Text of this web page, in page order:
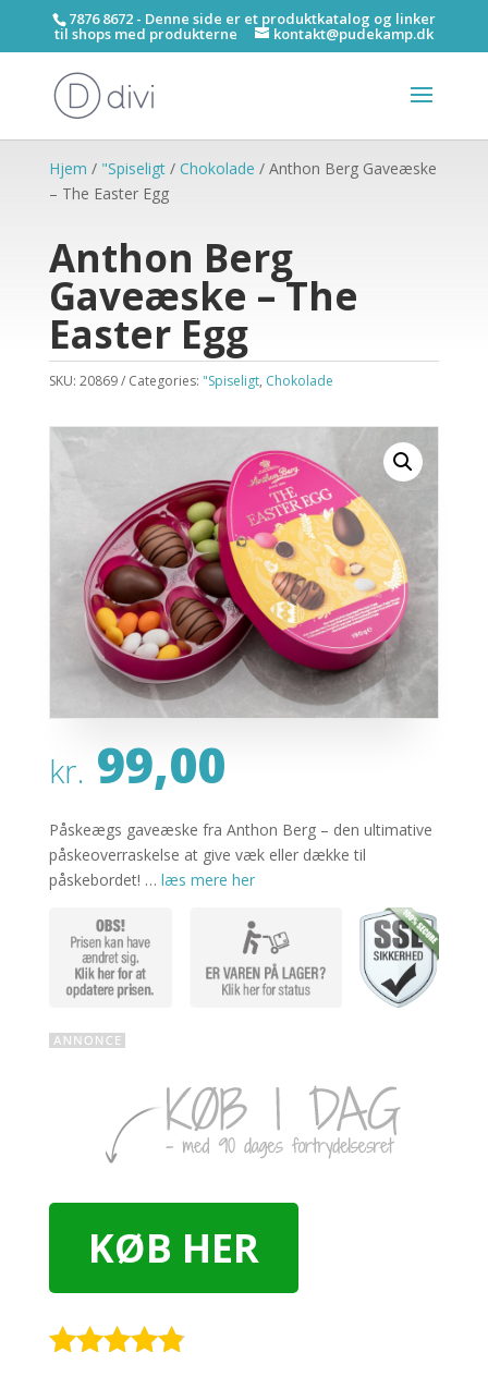
7876 8672 - Denne side er et produktkatalog og linker
til shops med produkterne kontakt@pudekamp.dk
Hjem / "Spiseligt/ Chokolade / Anthon Berg Gaveæske
– The Easter Egg
Anthon Berg
Gaveæske – The
Easter Egg
SKU: 20869 Categories: "Spiseligt, Chokolade
kr. 99,00
Påskeægs gaveæske fra Anthon Berg – den ultimative
påskeoverraskelse at give væk eller dække til
påskebordet! … læs mere her
KØB HER